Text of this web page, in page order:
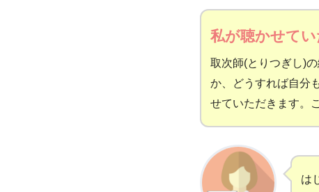
私が聴かせてい
取次師(とりつぎし)
か、どうすれば自分
せていただきます。
は